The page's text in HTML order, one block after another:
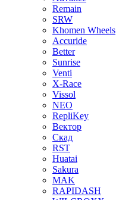
Remain
SRW
Khomen Wheels
Accuride
Better
Sunrise
Venti
X-Race
Vissol
NEO
RepliKey
Вектор
Скад
RST
Huatai
Sakura
MAK
RAPIDASH